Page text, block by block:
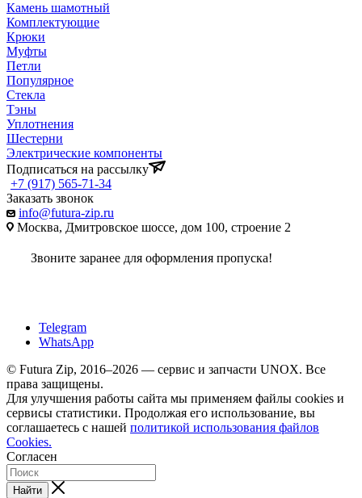
Камень шамотный
Комплектующие
Крюки
Муфты
Петли
Популярное
Стекла
Тэны
Уплотнения
Шестерни
Электрические компоненты
Подписаться на рассылку
+7 (917) 565-71-34
Заказать звонок
info@futura-zip.ru
Москва, Дмитровское шоссе, дом 100, строение 2
Звоните заранее для оформления пропуска!
Telegram
WhatsApp
© Futura Zip, 2016–2026 — сервис и запчасти UNOX. Все
права защищены.
Для улучшения работы сайта мы применяем файлы cookies и
сервисы статистики. Продолжая его использование, вы
соглашаетесь с нашей политикой использования файлов
Cookies.
Согласен
Найти